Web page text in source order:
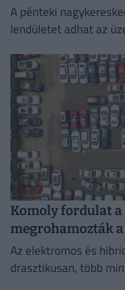
A pénteki
lendületet adhat az
Komoly fordulat
megrohamozták
Az elektromos és
drasztikusan, több